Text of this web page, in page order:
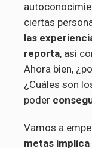
ciertas
las
reporta, así
Ahora bien,
¿Cuáles son
poder
Vamos a
metas